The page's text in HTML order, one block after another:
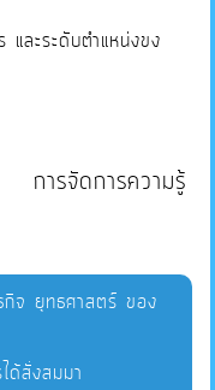
และระดับตำแหน่งขง
การจัดการความรู้
จ ยุทธศาสตร์ ของ
ด้สั่งสมมา